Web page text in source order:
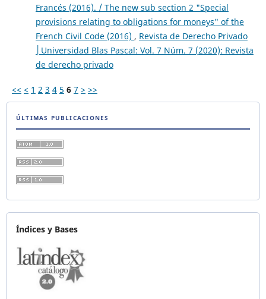
Francés (2016). / The new sub section 2 "Special
provisions relating to obligations for moneys" of the
French Civil Code (2016) , Revista de Derecho Privado
│Universidad Blas Pascal: Vol. 7 Núm. 7 (2020): Revista
de derecho privado
<< < 1 2 3 4 5 6 7 > >>
ÚLTIMAS PUBLICACIONES
Índices y Bases